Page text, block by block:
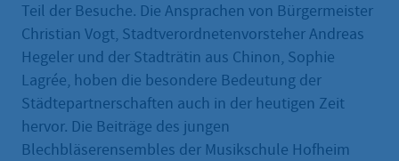
Teil der Besuche. Die Ansprachen von Bürgermeister
Christian Vogt, Stadtverordnetenvorsteher Andreas
Hegeler und der Stadträtin aus Chinon, Sophie
Lagrée, hoben die besondere Bedeutung der
Städtepartnerschaften auch in der heutigen Zeit
hervor. Die Beiträge des jungen
Blechbläserensembles der Musikschule Hofheim